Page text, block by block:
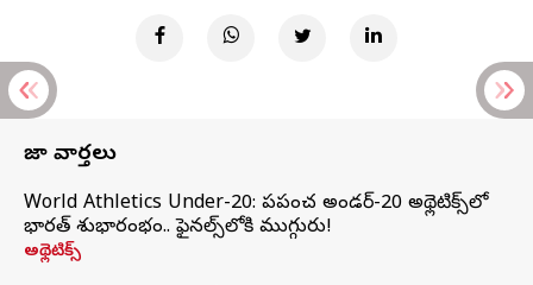
తాజా వార్తలు
World Athletics Under-20: ప్రపంచ అండర్-20 అథ్లెటిక్స్‌లో
భారత్‌ శుభారంభం.. ఫైనల్స్‌లోకి ముగ్గురు!
అథ్లెటిక్స్